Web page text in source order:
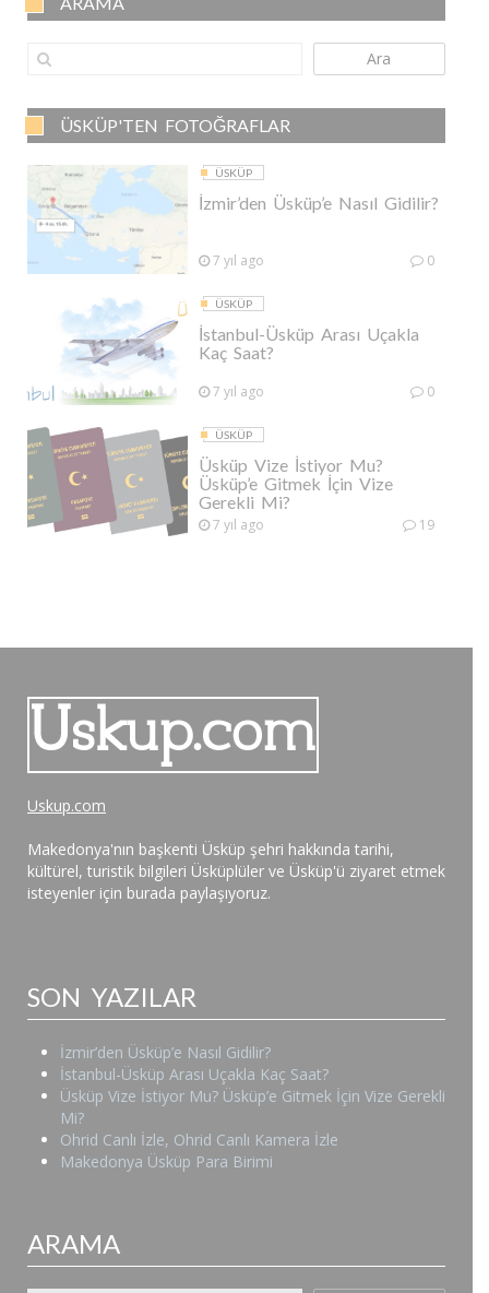
Ara
ÜSKÜP'TEN FOTOĞRAFLAR
ÜSKÜP
İzmir’den Üsküp’e Nasıl Gidilir?
7 yıl ago 0
ÜSKÜP
İstanbul-Üsküp Arası Uçakla
Kaç Saat?
7 yıl ago 0
ÜSKÜP
Üsküp Vize İstiyor Mu?
Üsküp’e Gitmek İçin Vize
Gerekli Mi?
7 yıl ago 19
Uskup.com
Makedonya'nın başkenti Üsküp şehri hakkında tarihi,
kültürel, turistik bilgileri Üsküplüler ve Üsküp'ü ziyaret etmek
isteyenler için burada paylaşıyoruz.
SON YAZILAR
İzmir’den Üsküp’e Nasıl Gidilir?
İstanbul-Üsküp Arası Uçakla Kaç Saat?
Üsküp Vize İstiyor Mu? Üsküp’e Gitmek İçin Vize Gerekli
Mi?
Ohrid Canlı İzle, Ohrid Canlı Kamera İzle
Makedonya Üsküp Para Birimi
ARAMA